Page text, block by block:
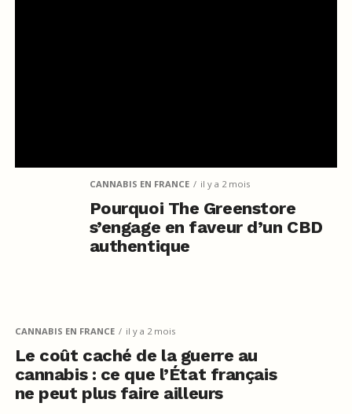
CANNABIS EN FRANCE il y a 2 mois
Pourquoi The Greenstore
s’engage en faveur d’un CBD
authentique
CANNABIS EN FRANCE il y a 2 mois
Le coût caché de la guerre au
cannabis : ce que l’État français
ne peut plus faire ailleurs